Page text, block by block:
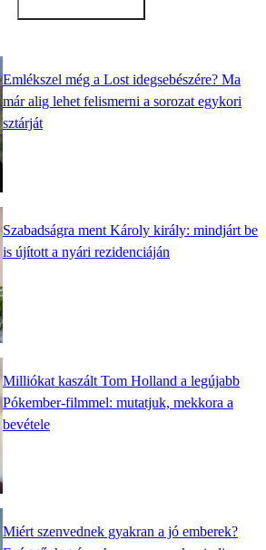
Emlékszel még a Lost idegsebészére? Ma
már alig lehet felismerni a sorozat egykori
sztárját
Szabadságra ment Károly király: mindjárt be
is újított a nyári rezidenciáján
Milliókat kaszált Tom Holland a legújabb
Pókember-filmmel: mutatjuk, mekkora a
bevétele
Miért szenvednek gyakran a jó emberek?